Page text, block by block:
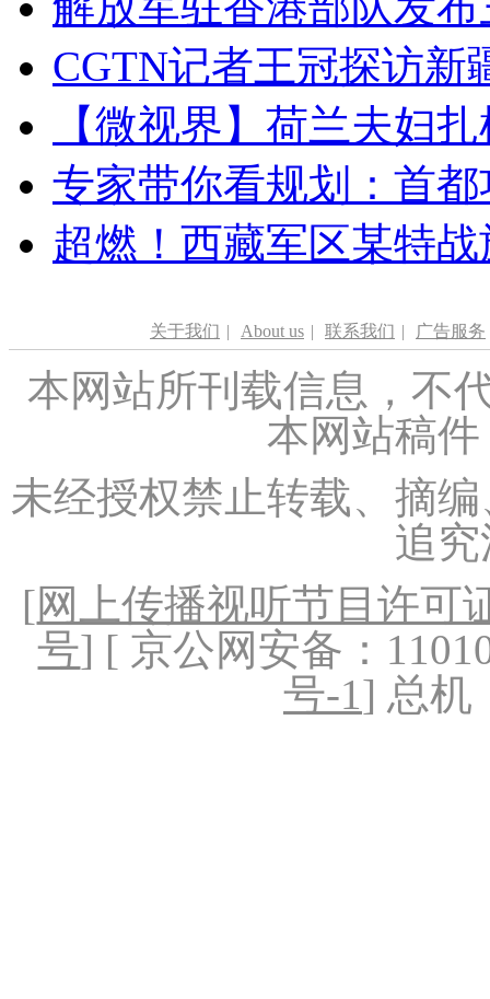
CGTN记者王冠探访新
【微视界】荷兰夫妇
专家带你看规划：首
超燃！西藏军区某特
关于我们 | About us | 联系我们 | 广告服务
本网站所刊载信息，不
本网站稿
未经授权禁止转载、摘
追
[网上传播视听节目许可
号] [ 京公网安备：
号-1] 总机